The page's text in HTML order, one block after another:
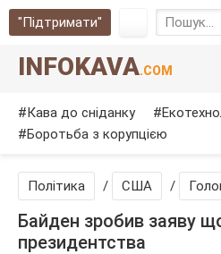
"Підтримати"
INFOKAVA.COM
Кава до сніданку
Боротьба з корупцією
Політика / США /
Байден зробив заяву
президентства